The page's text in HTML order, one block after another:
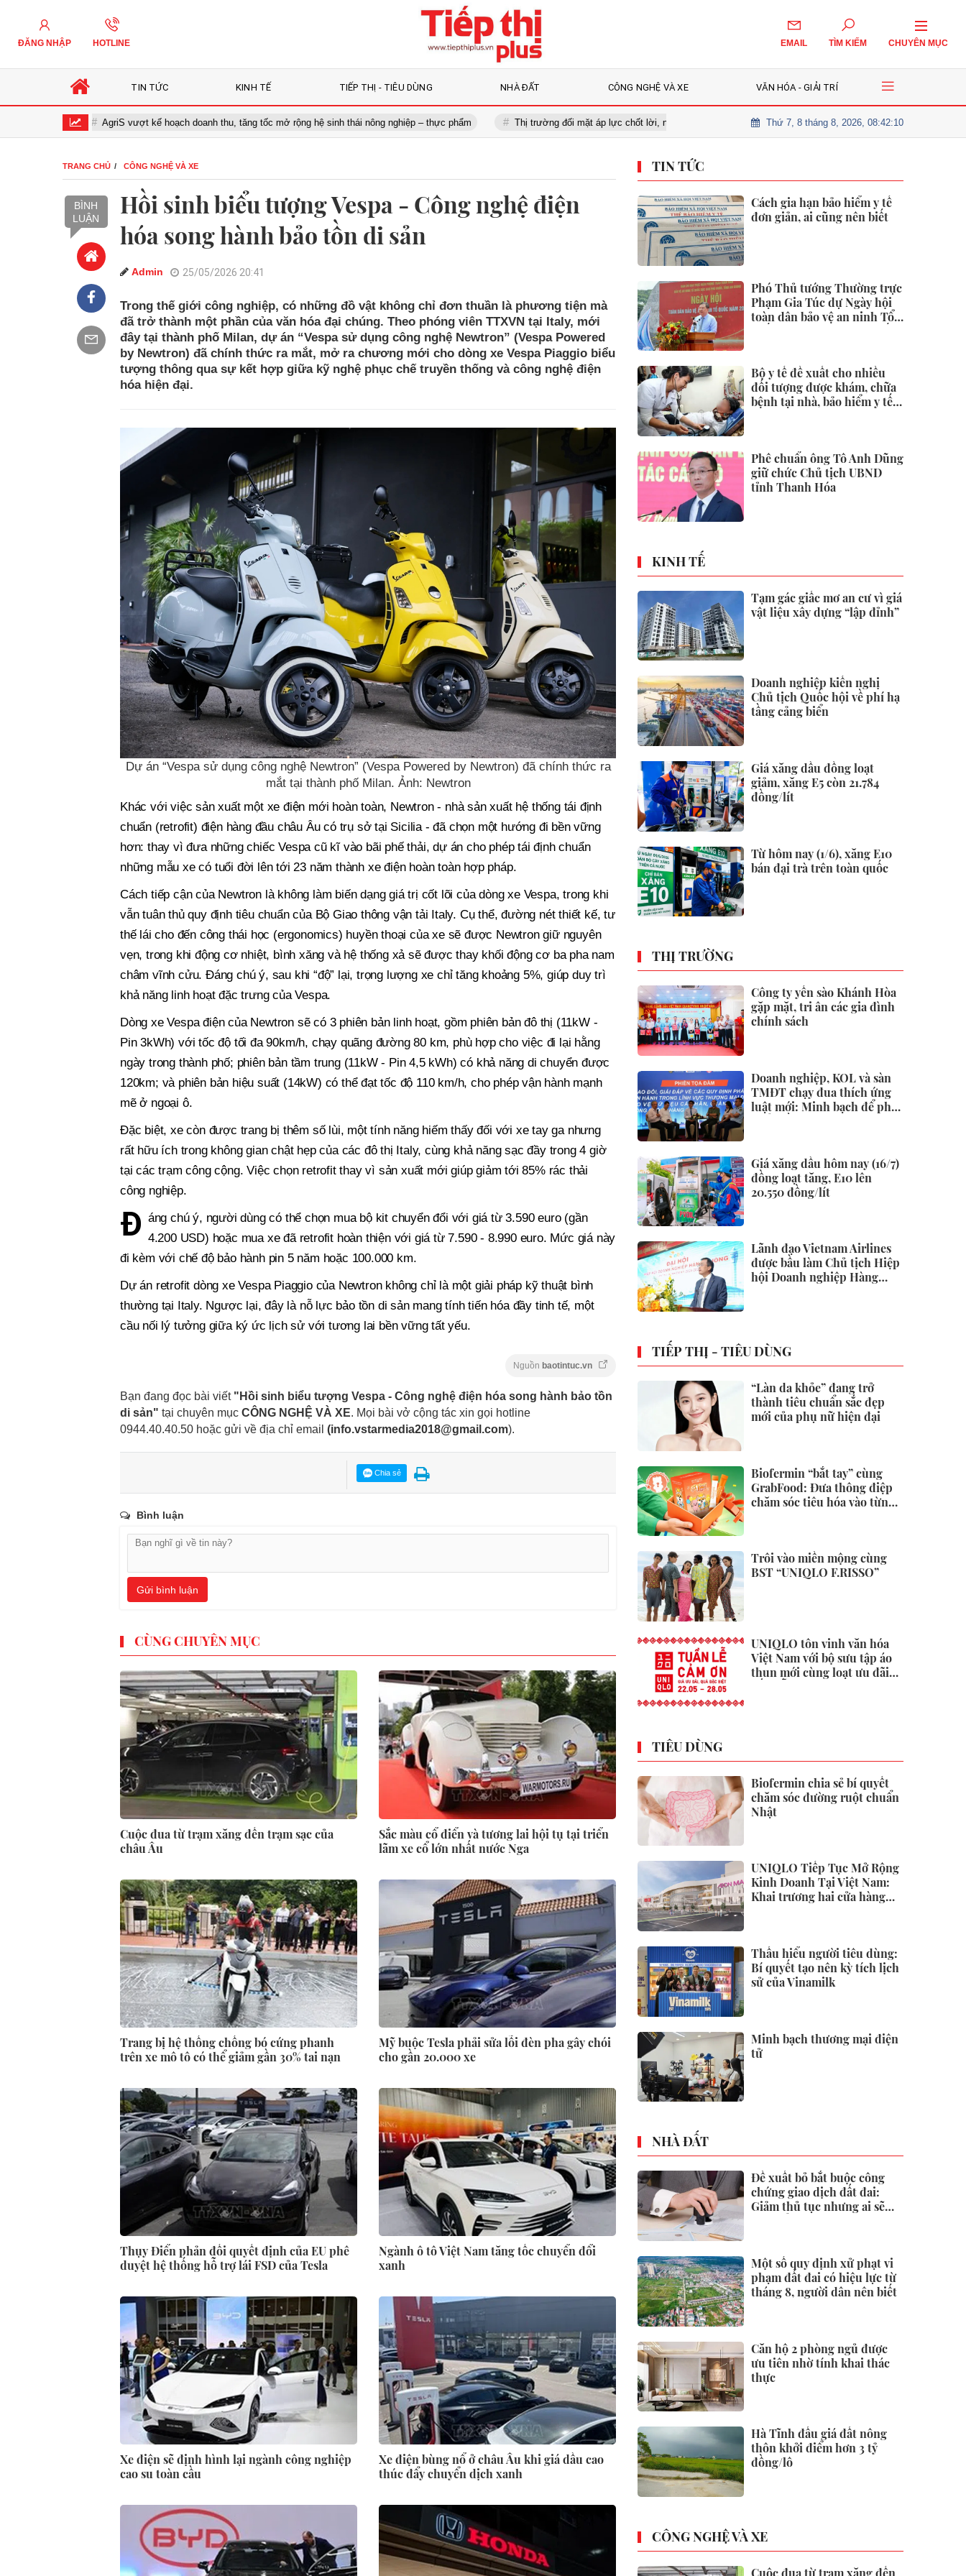
ĐĂNG NHẬP HOTLINE EMAIL TÌM KIẾM CHUYÊN MỤC
TIN TỨC KINH TẾ TIẾP THỊ - TIÊU DÙNG NHÀ ĐẤT CÔNG NGHỆ VÀ XE VĂN HÓA - GIẢI TRÍ
AgriS vượt kế hoạch doanh thu, tăng tốc mở rộng hệ sinh thái nông nghiệp – thực phẩm Thị trường đối mặt áp lực chốt lời, nên chờ nhịp điều chỉnh để giải ngân? Cô gái 26 tuổi tử vong vì nốt ruồi
Thứ 7, 8 tháng 8, 2026, 08:42:12
TRANG CHỦ CÔNG NGHỆ VÀ XE
BÌNH
LUẬN
Hồi sinh biểu tượng Vespa - Công nghệ điện
hóa song hành bảo tồn di sản
Admin 25/05/2026 20:41
Trong thế giới công nghiệp, có những đồ vật không chỉ đơn thuần là phương tiện mà
đã trở thành một phần của văn hóa đại chúng. Theo phóng viên TTXVN tại Italy, mới
đây tại thành phố Milan, dự án “Vespa sử dụng công nghệ Newtron” (Vespa Powered
by Newtron) đã chính thức ra mắt, mở ra chương mới cho dòng xe Vespa Piaggio biểu
tượng thông qua sự kết hợp giữa kỹ nghệ phục chế truyền thống và công nghệ điện
hóa hiện đại.
Dự án “Vespa sử dụng công nghệ Newtron” (Vespa Powered by Newtron) đã chính thức ra
mắt tại thành phố Milan. Ảnh: Newtron
Khác với việc sản xuất một xe điện mới hoàn toàn, Newtron - nhà sản xuất hệ thống tái định
chuẩn (retrofit) điện hàng đầu châu Âu có trụ sở tại Sicilia - đã chọn một hướng đi bền vững
hơn: thay vì đưa những chiếc Vespa cũ kĩ vào bãi phế thải, dự án cho phép tái định chuẩn
những mẫu xe có tuổi đời lên tới 23 năm thành xe điện hoàn toàn hợp pháp.
Cách tiếp cận của Newtron là không làm biến dạng giá trị cốt lõi của dòng xe Vespa, trong khi
vẫn tuân thủ quy định tiêu chuẩn của Bộ Giao thông vận tải Italy. Cụ thể, đường nét thiết kế, tư
thế lái cho đến công thái học (ergonomics) huyền thoại của xe sẽ được Newtron giữ nguyên
vẹn, trong khi động cơ nhiệt, bình xăng và hệ thống xả sẽ được thay khối động cơ ba pha nam
châm vĩnh cửu. Đáng chú ý, sau khi “độ” lại, trọng lượng xe chỉ tăng khoảng 5%, giúp duy trì
khả năng linh hoạt đặc trưng của Vespa.
Dòng xe Vespa điện của Newtron sẽ có 3 phiên bản linh hoạt, gồm phiên bản đô thị (11kW -
Pin 3kWh) với tốc độ tối đa 90km/h, chạy quãng đường 80 km, phù hợp cho việc đi lại hằng
ngày trong thành phố; phiên bản tầm trung (11kW - Pin 4,5 kWh) có khả năng di chuyển được
120km; và phiên bản hiệu suất (14kW) có thể đạt tốc độ 110 km/h, cho phép vận hành mạnh
mẽ ở ngoại ô.
Đặc biệt, xe còn được trang bị thêm số lùi, một tính năng hiếm thấy đối với xe tay ga nhưng
rất hữu ích trong không gian chật hẹp của các đô thị Italy, cùng khả năng sạc đầy trong 4 giờ
tại các trạm công cộng. Việc chọn retrofit thay vì sản xuất mới giúp giảm tới 85% rác thải
công nghiệp.
Đ áng chú ý, người dùng có thể chọn mua bộ kit chuyển đổi với giá từ 3.590 euro (gần
4.200 USD) hoặc mua xe đã retrofit hoàn thiện với giá từ 7.590 - 8.990 euro. Mức giá này
đi kèm với chế độ bảo hành pin 5 năm hoặc 100.000 km.
Dự án retrofit dòng xe Vespa Piaggio của Newtron không chỉ là một giải pháp kỹ thuật bình
thường tại Italy. Ngược lại, đây là nỗ lực bảo tồn di sản mang tính tiến hóa đầy tinh tế, một
cầu nối lý tưởng giữa ký ức lịch sử với tương lai bền vững tất yếu.
Nguồn baotintuc.vn
Bạn đang đọc bài viết "Hồi sinh biểu tượng Vespa - Công nghệ điện hóa song hành bảo tồn
di sản" tại chuyên mục CÔNG NGHỆ VÀ XE. Mọi bài vở cộng tác xin gọi hotline
0944.40.40.50 hoặc gửi về địa chỉ email (info.vstarmedia2018@gmail.com).
Chia sẻ
Bình luận
Gửi bình luận
CÙNG CHUYÊN MỤC
Cuộc đua từ trạm xăng đến trạm sạc của
châu Âu
Sắc màu cổ điển và tương lai hội tụ tại triển
lãm xe cổ lớn nhất nước Nga
Trang bị hệ thống chống bó cứng phanh
trên xe mô tô có thể giảm gần 30% tai nạn
Mỹ buộc Tesla phải sửa lỗi đèn pha gây chói
cho gần 20.000 xe
Thụy Điển phản đối quyết định của EU phê
duyệt hệ thống hỗ trợ lái FSD của Tesla
Ngành ô tô Việt Nam tăng tốc chuyển đổi
xanh
Xe điện sẽ định hình lại ngành công nghiệp
cao su toàn cầu
Xe điện bùng nổ ở châu Âu khi giá dầu cao
thúc đẩy chuyển dịch xanh
TIN TỨC
Cách gia hạn bảo hiểm y tế
đơn giản, ai cũng nên biết
Phó Thủ tướng Thường trực
Phạm Gia Túc dự Ngày hội
toàn dân bảo vệ an ninh Tổ
Bộ y tế đề xuất cho nhiều
đối tượng được khám, chữa
bệnh tại nhà, bảo hiểm y tế
Phê chuẩn ông Tô Anh Dũng
giữ chức Chủ tịch UBND
tỉnh Thanh Hóa
KINH TẾ
Tạm gác giấc mơ an cư vì giá
vật liệu xây dựng “lập đỉnh”
Doanh nghiệp kiến nghị
Chủ tịch Quốc hội về phí hạ
tầng cảng biển
Giá xăng dầu đồng loạt
giảm, xăng E5 còn 21.784
đồng/lít
Từ hôm nay (1/6), xăng E10
bán đại trà trên toàn quốc
THỊ TRƯỜNG
Công ty yến sào Khánh Hòa
gặp mặt, tri ân các gia đình
chính sách
Doanh nghiệp, KOL và sàn
TMĐT chạy đua thích ứng
luật mới: Minh bạch để phát
Giá xăng dầu hôm nay (16/7)
đồng loạt tăng, E10 lên
20.550 đồng/lít
Lãnh đạo Vietnam Airlines
được bầu làm Chủ tịch Hiệp
hội Doanh nghiệp Hàng
TIẾP THỊ - TIÊU DÙNG
“Làn da khỏe” đang trở
thành tiêu chuẩn sắc đẹp
mới của phụ nữ hiện đại
Biofermin “bắt tay” cùng
GrabFood: Đưa thông điệp
chăm sóc tiêu hóa vào từng
Trôi vào miền mộng cùng
BST “UNIQLO F.RISSO”
UNIQLO tôn vinh văn hóa
Việt Nam với bộ sưu tập áo
thun mới cùng loạt ưu đãi
TIÊU DÙNG
Biofermin chia sẻ bí quyết
chăm sóc đường ruột chuẩn
Nhật
UNIQLO Tiếp Tục Mở Rộng
Kinh Doanh Tại Việt Nam:
Khai trương hai cửa hàng
Thấu hiểu người tiêu dùng:
Bí quyết tạo nên kỳ tích lịch
sử của Vinamilk
Minh bạch thương mại điện
tử
NHÀ ĐẤT
Đề xuất bỏ bắt buộc công
chứng giao dịch đất đai:
Giảm thủ tục nhưng ai sẽ
Một số quy định xử phạt vi
phạm đất đai có hiệu lực từ
tháng 8, người dân nên biết
Căn hộ 2 phòng ngủ được
ưu tiên nhờ tính khai thác
thực
Hà Tĩnh đấu giá đất nông
thôn khởi điểm hơn 3 tỷ
đồng/lô
CÔNG NGHỆ VÀ XE
Cuộc đua từ trạm xăng đến